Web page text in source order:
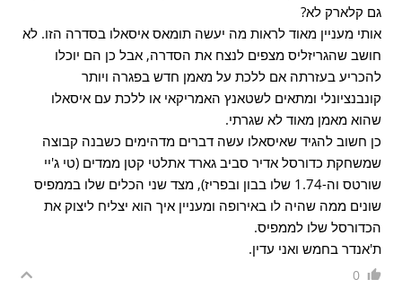
גם קלארק לא?
אותי מעניין מאוד לראות מה יעשה תומאס איסאלו בסדרה הזו. לא
חושב שהגריזליס מצפים לנצח את הסדרה, אבל כן הם יוכלו
להכריע בעזרתה אם ללכת על מאמן חדש בפגרה ויותר
קונבנציונלי ומתאים לשטאנץ האמריקאי או ללכת עם איסאלו
שהוא מאמן מאוד לא שגרתי.
כן חשוב להגיד שאיסאלו עשה דברים מדהימים כשבנה קבוצה
שמשחקת כדורסל אדיר סביב גארד אתלטי קטן ממדים (טי ג'יי
שורטס וה-1.74 שלו בבון ובפריז), מצד שני הכלים שלו בממפיס
שונים ממה שהיה לו באירופה ומעניין איך הוא יצליח ליצוק את
הכדורסל שלו לממפיס.
ת'אנדר בחמש ואני עדין.
0